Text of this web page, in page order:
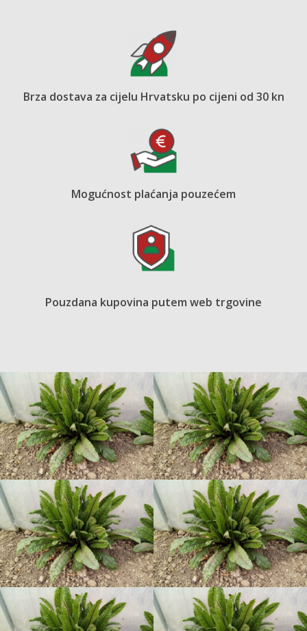
Brza dostava za cijelu Hrvatsku po cijeni od 30 kn
Mogućnost plaćanja pouzećem
Pouzdana kupovina putem web trgovine